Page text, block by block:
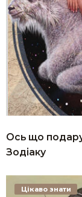
Ось що
Зодіаку
Цікаво знати